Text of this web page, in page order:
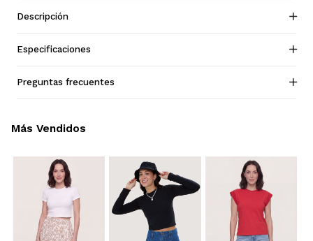
Descripción
Especificaciones
Preguntas frecuentes
Más Vendidos